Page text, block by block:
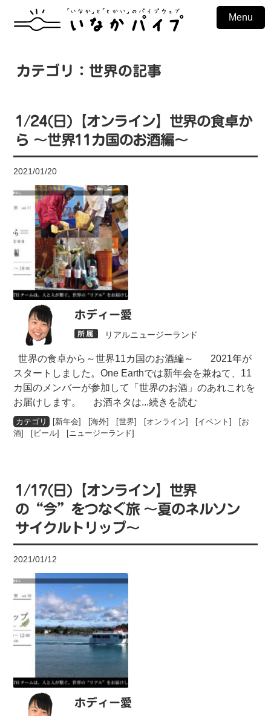
Menu
カテゴリ：世界の記事
1/24(日)【オンライン】世界の食卓か
ら ～世界11カ国のお酒編～
2021/01/20
ホディー愛
リアルニュージーランド
世界の食卓から～世界11カ国のお酒編～ 2021年が
スタートしました。One Earthでは新年会を兼ねて、11
カ国のメンバーが参加して「世界のお酒」のあれこれを
お届けします。 お酒ネタは...続きを読む
[新年会] [海外] [世界] [オンライン] [イベント] [お
酒] [ビール] [ニュージーランド]
1/17(日)【オンライン】世界
の“今”をつなぐ旅 ～夏のネルソン
サイクルトリップ～
2021/01/12
ホディー愛